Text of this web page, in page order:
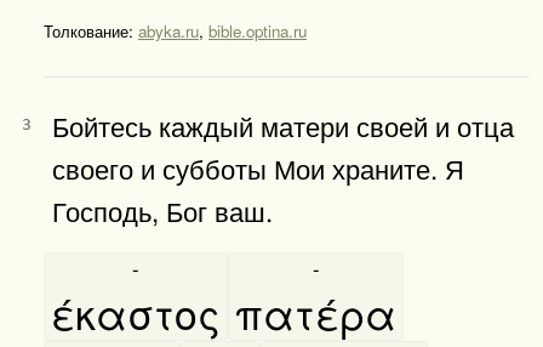
Толкование: abyka.ru, bible.optina.ru
3
Бойтесь каждый матери своей и отца
своего и субботы Мои храните. Я
Господь, Бог ваш.
έκαστος
-
πατέρα
-